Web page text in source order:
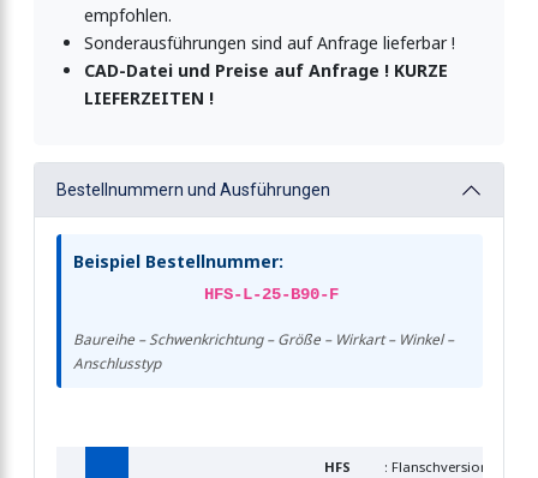
empfohlen.
Sonderausführungen sind auf Anfrage lieferbar !
CAD-Datei und Preise auf Anfrage ! KURZE
LIEFERZEITEN !
Bestellnummern und Ausführungen
Beispiel Bestellnummer:
HFS-L-25-B90-F
Baureihe – Schwenkrichtung – Größe – Wirkart – Winkel –
Anschlusstyp
HFS
: Flanschversion,